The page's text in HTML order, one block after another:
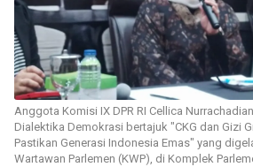
Anggota Komisi IX DPR RI Cellica
Dialektika Demokrasi bertajuk "CKG dan Gizi
Pastikan Generasi Indonesia Emas" yang
Wartawan Parlemen (KWP), di Komplek